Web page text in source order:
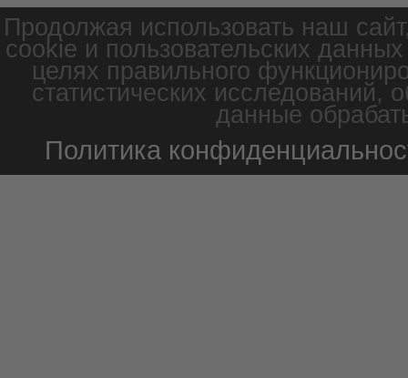
Продолжая использовать наш
cookie и пользовательских
целях правильного
статистических
данные
Политика